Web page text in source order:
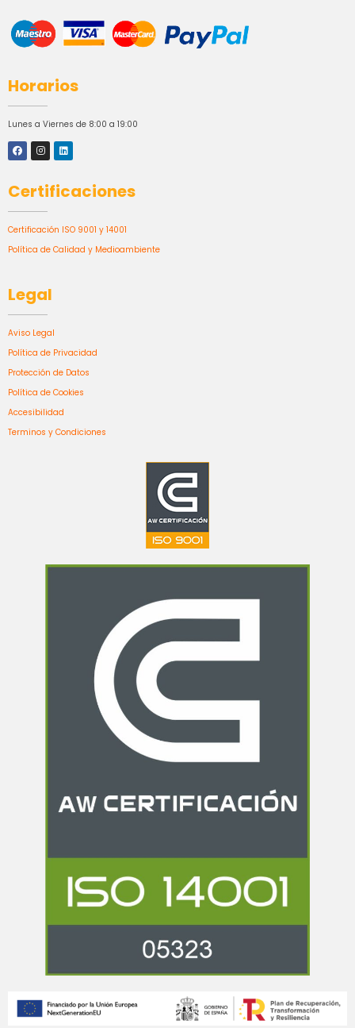
Horarios
Lunes a Viernes de 8:00 a 19:00
Certificaciones
Certificación ISO 9001 y 14001
Política de Calidad y Medioambiente
Legal
Aviso Legal
Política de Privacidad
Protección de Datos
Política de Cookies
Accesibilidad
Terminos y Condiciones